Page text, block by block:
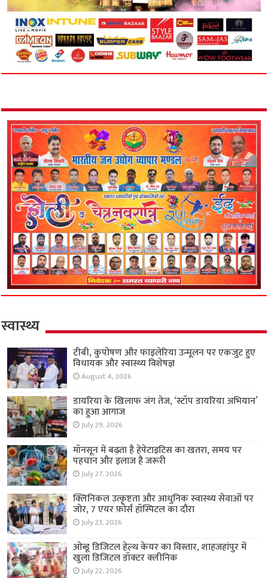
स्वास्थ्य
टीबी, कुपोषण और फाइलेरिया उन्मूलन पर एकजुट हुए
विधायक और स्वास्थ्य विशेषज्ञ
August 4, 2026
डायरिया के खिलाफ जंग तेज, ‘स्टॉप डायरिया अभियान’
का हुआ आगाज
July 29, 2026
मॉनसून में बढ़ता है हेपेटाइटिस का खतरा, समय पर
पहचान और इलाज है जरूरी
July 27, 2026
क्लिनिकल उत्कृष्टता और आधुनिक स्वास्थ्य सेवाओं पर
जोर, 7 एयर फ़ोर्स हॉस्पिटल का दौरा
July 23, 2026
ओब्डू डिजिटल हेल्थ केयर का विस्तार, शाहजहांपुर में
खुला डिजिटल डॉक्टर क्लीनिक
July 22, 2026